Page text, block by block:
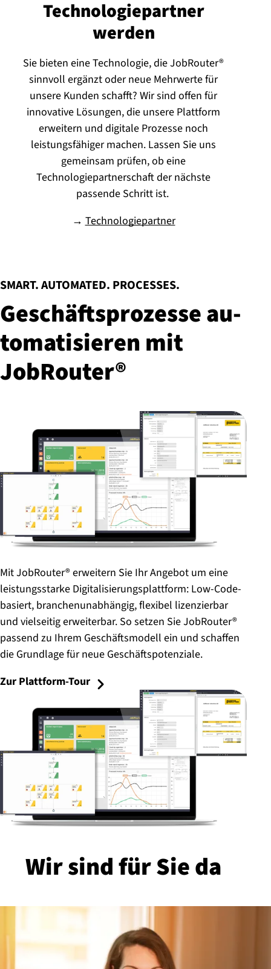
Tech­no­lo­gie­part­ner
werden
Sie bieten eine Technologie, die JobRouter®
sinnvoll ergänzt oder neue Mehrwerte für
unsere Kunden schafft? Wir sind offen für
innovative Lösungen, die unsere Plattform
erweitern und digitale Prozesse noch
leistungsfähiger machen. Lassen Sie uns
gemeinsam prüfen, ob eine
Technologiepartnerschaft der nächste
passende Schritt ist.
→ Technologiepartner
SMART. AUTOMATED. PROCESSES.
:
Ge­schäfts­pro­zes­se au­
to­ma­ti­sie­ren mit
JobRouter®
Mit JobRouter® erweitern Sie Ihr Angebot um eine
leistungsstarke Digitalisierungsplattform: Low-Code-
basiert, branchenunabhängig, flexibel lizenzierbar
und vielseitig erweiterbar. So setzen Sie JobRouter®
passend zu Ihrem Geschäftsmodell ein und schaffen
die Grundlage für neue Geschäftspotenziale.
Zur Plattform-Tour
Wir sind für Sie da